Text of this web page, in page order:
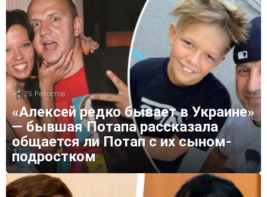
25 Репостов
«Алексей редко бывает в Украине»
— бывшая Потапа рассказала
общается ли Потап с их сыном-
подростком